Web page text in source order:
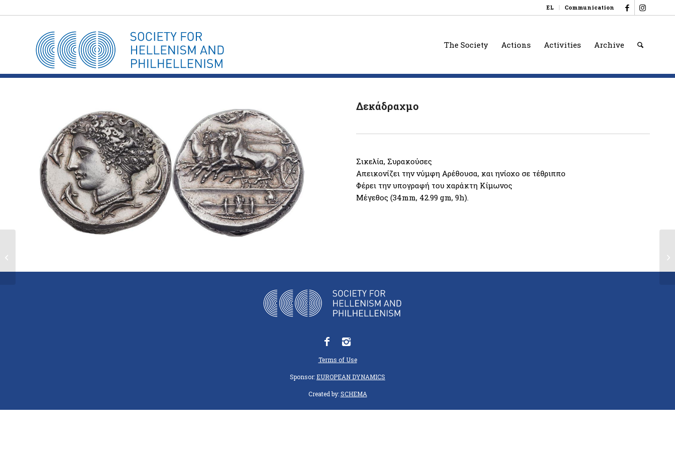
EL Communication
The Society Actions Activities Archive
Δεκάδραχμο
Σικελία, Συρακούσες
Απεικονίζει την νύμφη Αρέθουσα, και ηνίοχο σε τέθριππο
Φέρει την υπογραφή του χαράκτη Κίμωνος
Μέγεθος (34mm, 42.99 gm, 9h).
Terms of Use
Sponsor:EUROPEAN DYNAMICS
Created by:SCHEMA